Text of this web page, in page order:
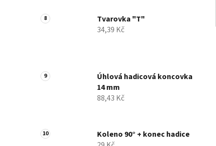
Tvarovka "T"
34,39 Kč
Úhlová hadicová koncovka
14 mm
88,43 Kč
Koleno 90° + konec hadice